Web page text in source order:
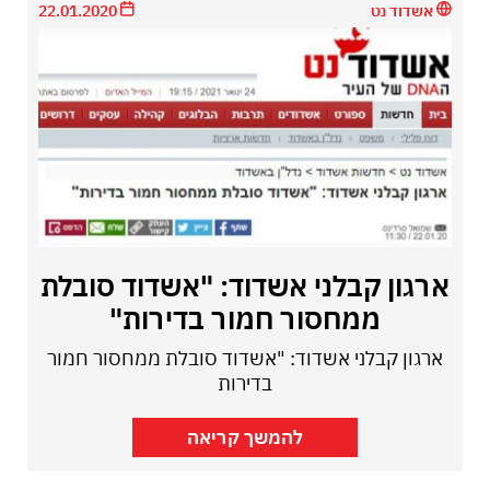
אשדוד נט
ארגון קבלני אשדוד: "אשדוד סובלת
ממחסור חמור בדירות"
ארגון קבלני אשדוד: "אשדוד סובלת ממחסור חמור
בדירות
להמשך קריאה